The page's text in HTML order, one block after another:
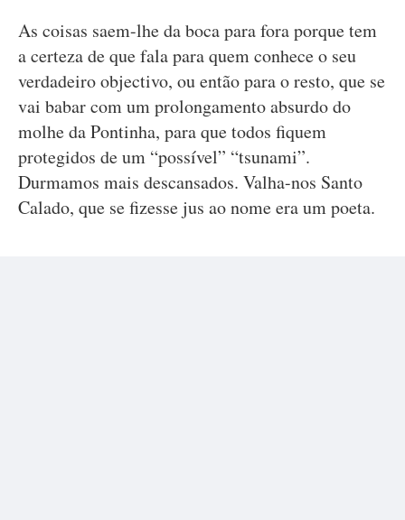
As coisas saem-lhe da boca para fora porque tem
a certeza de que fala para quem conhece o seu
verdadeiro objectivo, ou então para o resto, que se
vai babar com um prolongamento absurdo do
molhe da Pontinha, para que todos fiquem
protegidos de um “possível” “tsunami”.
Durmamos mais descansados. Valha-nos Santo
Calado, que se fizesse jus ao nome era um poeta.